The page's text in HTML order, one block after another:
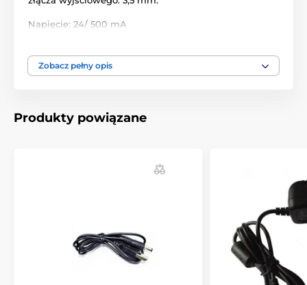
Napięcie: 24/ 500 mA
Zobacz pełny opis
Produkty powiązane